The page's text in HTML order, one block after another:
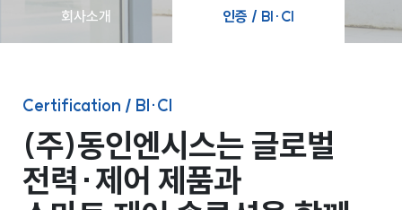
회사소개 인증 / BI·CI
Certification / BI·CI
(주)동인엔시스는 글로벌
전력·제어 제품과